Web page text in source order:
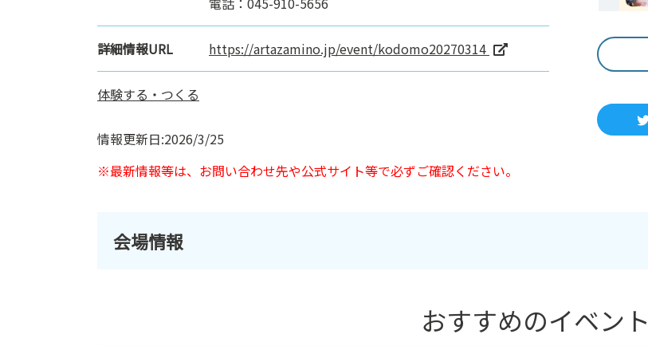
詳細情報URL https://artazamino.jp/event/kodomo20270314
体験する・つくる
情報更新日:2026/3/25
※最新情報等は、お問い合わせ先や公式サイト等で必ずご確認ください。
会場情報
おすすめのイベント